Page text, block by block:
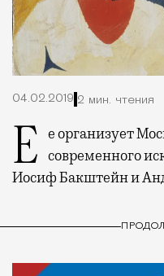
04.02.2019 2 мин. чтения
Ее организует Московский музей современного
Иосиф Бакштейн и